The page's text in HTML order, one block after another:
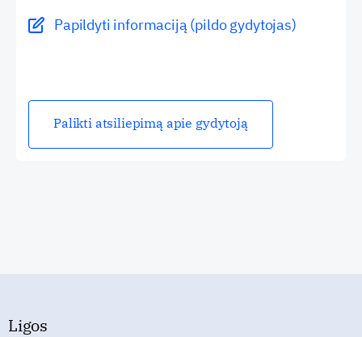
Papildyti informaciją (pildo gydytojas)
Palikti atsiliepimą apie gydytoją
Ligos